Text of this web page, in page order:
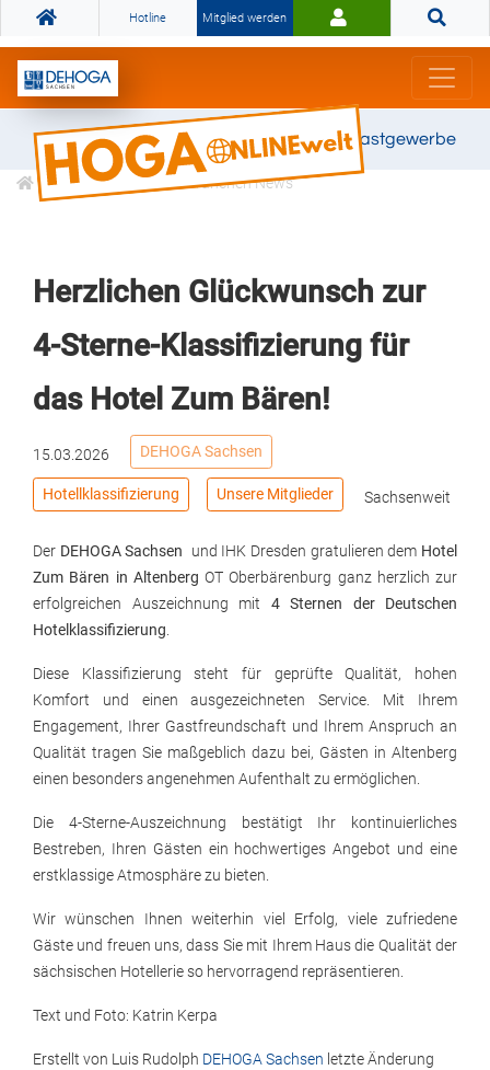
Hotline Mitglied werden
Gemeinsam stark für das Gastgewerbe
Informationen Branchen News
Herzlichen Glückwunsch zur
4-Sterne-Klassifizierung für
das Hotel Zum Bären!
15.03.2026 DEHOGA Sachsen
Hotellklassifizierung Unsere Mitglieder Sachsenweit
Der DEHOGA Sachsen und IHK Dresden gratulieren dem Hotel
Zum Bären in Altenberg OT Oberbärenburg ganz herzlich zur
erfolgreichen Auszeichnung mit 4 Sternen der Deutschen
Hotelklassifizierung
Diese Klassifizierung steht für geprüfte Qualität, hohen
Komfort und einen ausgezeichneten Service. Mit Ihrem
Engagement, Ihrer Gastfreundschaft und Ihrem Anspruch an
Qualität tragen Sie maßgeblich dazu bei, Gästen in Altenberg
einen besonders angenehmen Aufenthalt zu ermöglichen.
Die 4-Sterne-Auszeichnung bestätigt Ihr kontinuierliches
Bestreben, Ihren Gästen ein hochwertiges Angebot und eine
erstklassige Atmosphäre zu bieten.
Wir wünschen Ihnen weiterhin viel Erfolg, viele zufriedene
Gäste und freuen uns, dass Sie mit Ihrem Haus die Qualität der
sächsischen Hotellerie so hervorragend repräsentieren.
Text und Foto: Katrin Kerpa
Erstellt von Luis Rudolph DEHOGA Sachsen letzte Änderung